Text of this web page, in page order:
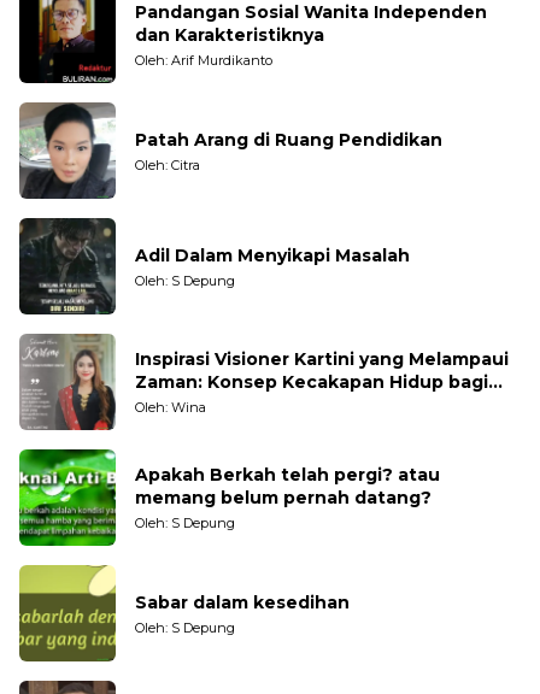
Pandangan Sosial Wanita Independen
dan Karakteristiknya
Oleh: Arif Murdikanto
Patah Arang di Ruang Pendidikan
Oleh: Citra
Adil Dalam Menyikapi Masalah
Oleh: S Depung
Inspirasi Visioner Kartini yang Melampaui
Zaman: Konsep Kecakapan Hidup bagi
Generasi Muda
Oleh: Wina
Apakah Berkah telah pergi? atau
memang belum pernah datang?
Oleh: S Depung
Sabar dalam kesedihan
Oleh: S Depung